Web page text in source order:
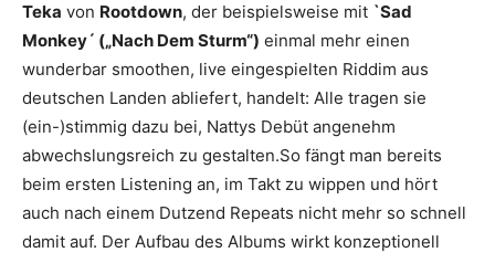
Teka von Rootdown, der beispielsweise mit `Sad
Monkey´ („Nach Dem Sturm“) einmal mehr einen
wunderbar smoothen, live eingespielten Riddim aus
deutschen Landen abliefert, handelt: Alle tragen sie
(ein-)stimmig dazu bei, Nattys Debüt angenehm
abwechslungsreich zu gestalten.So fängt man bereits
beim ersten Listening an, im Takt zu wippen und hört
auch nach einem Dutzend Repeats nicht mehr so schnell
damit auf. Der Aufbau des Albums wirkt konzeptionell